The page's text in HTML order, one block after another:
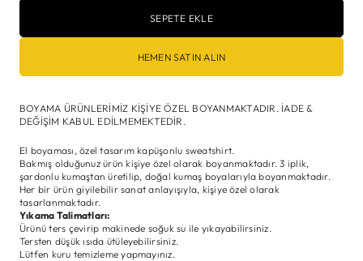
SEPETE EKLE
HEMEN SATIN ALIN
BOYAMA ÜRÜNLERİMİZ KİŞİYE ÖZEL BOYANMAKTADIR. İADE &
DEĞİŞİM KABUL EDİLMEMEKTEDİR.
El boyaması, özel tasarım kapüşonlu sweatshirt.
Bakmış olduğunuz ürün kişiye özel olarak boyanmaktadır. 3 iplik,
şardonlu kumaştan üretilip, doğal kumaş boyalarıyla boyanmaktadır.
Her bir ürün giyilebilir sanat anlayışıyla, kişiye özel olarak
tasarlanmaktadır.
Yıkama Talimatları:
Ürünü ters çevirip makinede soğuk su ile yıkayabilirsiniz.
Tersten düşük ısıda ütüleyebilirsiniz.
Lütfen kuru temizleme yapmayınız.